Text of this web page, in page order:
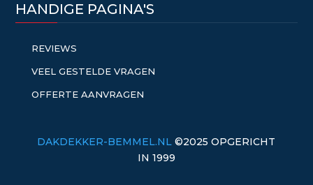
HANDIGE PAGINA'S
REVIEWS
VEEL GESTELDE VRAGEN
OFFERTE AANVRAGEN
DAKDEKKER-BEMMEL.NL ©2025 OPGERICHT
IN 1999